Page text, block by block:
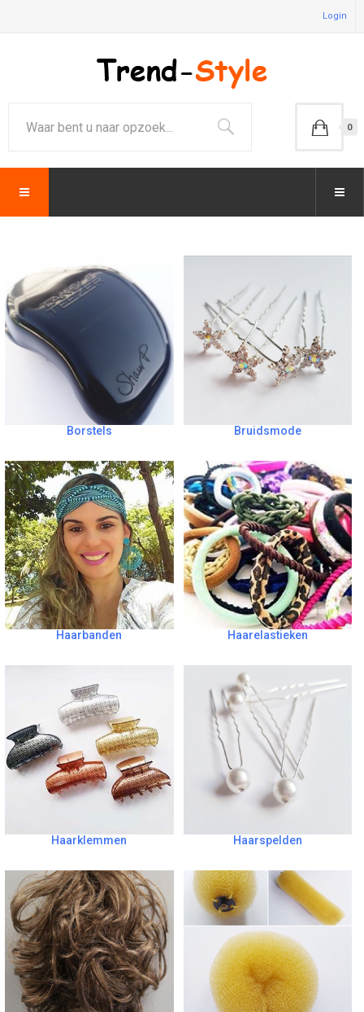
Login
0
Borstels Bruidsmode
Haarbanden Haarelastieken
Haarklemmen Haarspelden